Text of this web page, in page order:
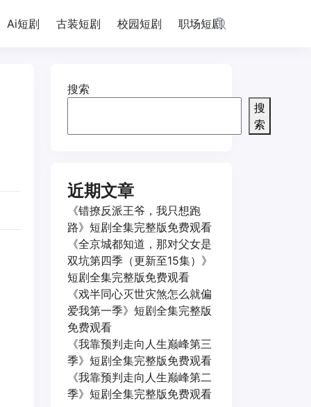
Ai短剧 古装短剧 校园短剧 职场短剧
搜索
搜
索
近期文章
《错撩反派王爷，我只想跑
路》短剧全集完整版免费观看
《全京城都知道，那对父女是
双坑第四季（更新至15集）》
短剧全集完整版免费观看
《戏半同心灭世灾煞怎么就偏
爱我第一季》短剧全集完整版
免费观看
《我靠预判走向人生巅峰第三
季》短剧全集完整版免费观看
《我靠预判走向人生巅峰第二
季》短剧全集完整版免费观看